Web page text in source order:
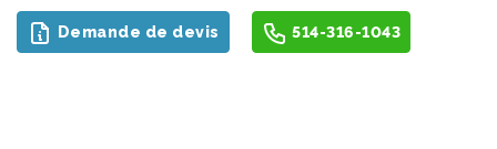
Demande de devis 514-316-1043